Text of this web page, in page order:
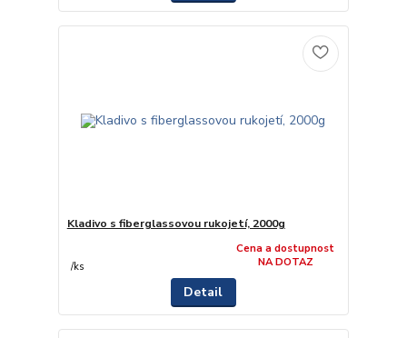
Kladivo s fiberglassovou rukojetí, 2000g
/ks
Cena a dostupnost
NA DOTAZ
Detail